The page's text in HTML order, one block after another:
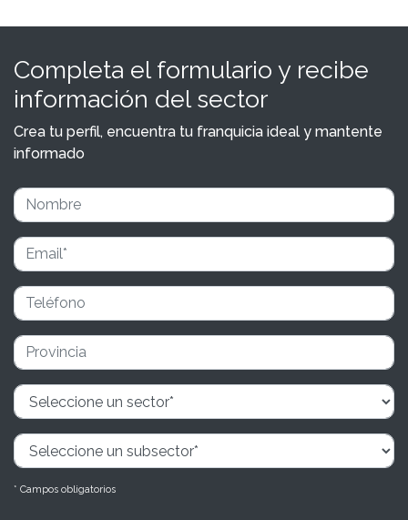
Completa el formulario y recibe
información del sector
Crea tu perfil, encuentra tu franquicia ideal y mantente
informado
* Campos obligatorios